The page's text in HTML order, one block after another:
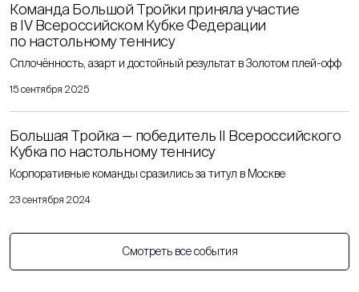
Команда Большой Тройки приняла участие
в IV Всероссийском Кубке Федерации
по настольному теннису
Сплочённость, азарт и достойный результат в Золотом плей-офф
15 сентября 2025
Большая Тройка — победитель II Всероссийского
Кубка по настольному теннису
Корпоративные команды сразились за титул в Москве
23 сентября 2024
Смотреть все события